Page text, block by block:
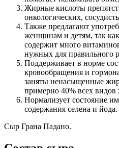
Жирные кислоты
онкологических,
Также предлагают
женщинам и детям, так
содержит много
нужных для правильного
Поддерживает в норме
кровообращения и
заняты ненасыщенные
примерно 40% всех видов
Нормализует состояние
содержания селена и йода.
Сыр Грана Падано.